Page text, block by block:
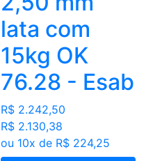
lata com
15kg OK
76.28 - Esab
R$ 2.242,50
R$ 2.130,38
ou 10x de R$ 224,25